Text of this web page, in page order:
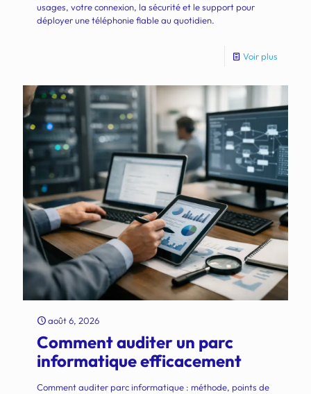
usages, votre connexion, la sécurité et le support pour
déployer une téléphonie fiable au quotidien.
Voir plus
août 6, 2026
Comment auditer un parc
informatique efficacement
Comment auditer parc informatique : méthode, points de